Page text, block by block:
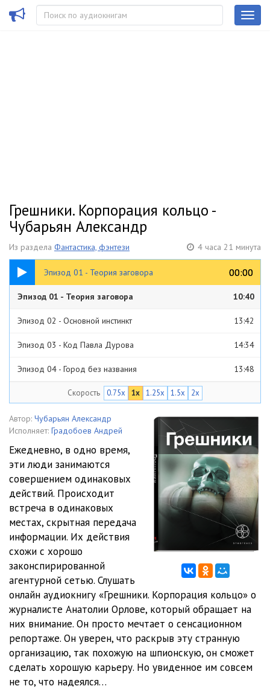
Грешники. Корпорация кольцо -
Чубарьян Александр
Из раздела Фантастика, фэнтези 4 часа 21 минута
Эпизод 01 - Теория заговора 00:00
00:00
10:40
Эпизод 01 - Теория заговора 10:40
Эпизод 02 - Основной инстинкт 13:42
Эпизод 03 - Код Павла Дурова 14:34
Эпизод 04 - Город без названия 13:48
Эпизод 05 - Анатолий Толян
Эпизод 06 - Хранители 11:38
21:31
Эпизод 08 - Сопротивление 15:54
Эпизод 09 - Месть и возмездие 22:45
Эпизод 10 - Кольцо 20:42
Эпизод 11 - Мегамозг 24:55
Эпизод 12 - Настоящее, прошлое, будущее
Эпизод 13 - Из князи в грязи
Эпизод 14 - Где начало того конца 17:39
Эпизод 15 - Все тлен 16:43
Скорость 0.75x 1x 1.25x 1.5x 2x
Автор: Чубарьян Александр
Исполняет: Градобоев Андрей
Ежедневно, в одно время,
эти люди занимаются
совершением одинаковых
действий. Происходит
встреча в одинаковых
местах, скрытная передача
информации. Их действия
схожи с хорошо
законспирированной
агентурной сетью. Слушать
онлайн аудиокнигу «Грешники. Корпорация кольцо» о
журналисте Анатолии Орлове, который обращает на
них внимание. Он просто мечтает о сенсационном
репортаже. Он уверен, что раскрыв эту странную
организацию, так похожую на шпионскую, он сможет
сделать хорошую карьеру. Но увиденное им совсем
не то, что надеялся…